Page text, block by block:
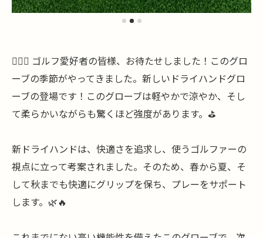
🏌️‍♂️✨ ゴルフ愛好者の皆様、お待たせしました！このグロ
ーブの季節がやってきました。新しいドライハンドグロ
ーブの登場です！このグローブは軽やかで涼やか、そし
て柔らかいながらも驚くほど強度があります。⛳️
新ドライハンドは、快適さを追求し、使うゴルファーの
視点に立って考案されました。そのため、春から夏、そ
して秋までも快適にグリップを保ち、プレーをサポート
します。🌿🔥